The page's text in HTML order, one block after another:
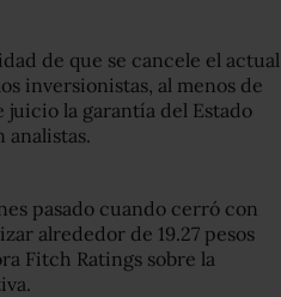
de que se cancele el actual
inversionistas, al menos de
la garantía del Estado
analistas.
pasado cuando cerró con
alrededor de 19.27 pesos
Fitch Ratings sobre la